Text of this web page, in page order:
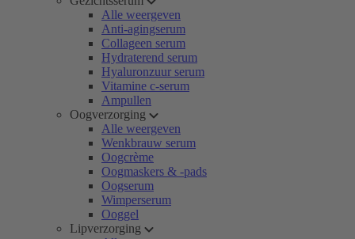
Alle weergeven
Anti-agingserum
Collageen serum
Hydraterend serum
Hyaluronzuur serum
Vitamine c-serum
Ampullen
Oogverzorging
Alle weergeven
Wenkbrauw serum
Oogcrème
Oogmaskers & -pads
Oogserum
Wimperserum
Ooggel
Lipverzorging